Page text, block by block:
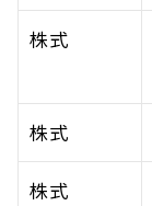
株式
株式
株式